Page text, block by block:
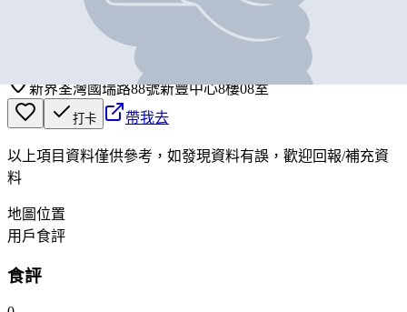
新界荃灣國瑞路88號新豐中心8樓08室
打卡 帶我去
以上項目資料僅供參考，如發現資料有誤，歡迎回報/補充資
料
地圖位置
用戶食評
食評